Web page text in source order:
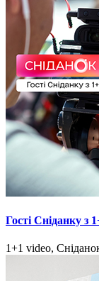
Гості Сніданку з
1+1 video,